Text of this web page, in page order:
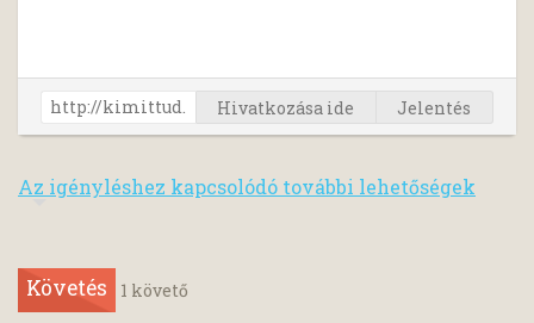
Hivatkozása ide Jelentés
Az igényléshez kapcsolódó további lehetőségek
Követés 1 követő